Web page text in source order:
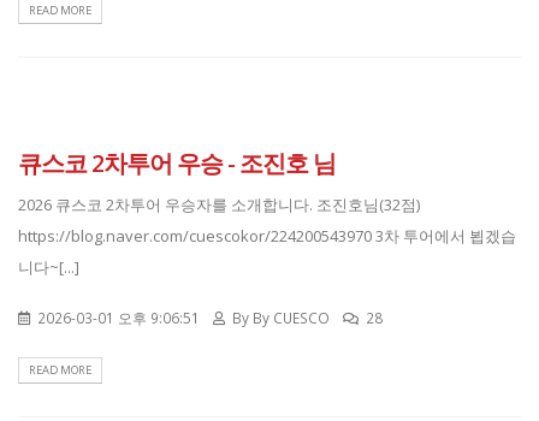
READ MORE
큐스코 2차투어 우승 - 조진호 님
2026 큐스코 2차투어 우승자를 소개합니다. 조진호님(32점)
https://blog.naver.com/cuescokor/224200543970 3차 투어에서 뵙겠습
니다~[...]
2026-03-01 오후 9:06:51 By By CUESCO 28
READ MORE